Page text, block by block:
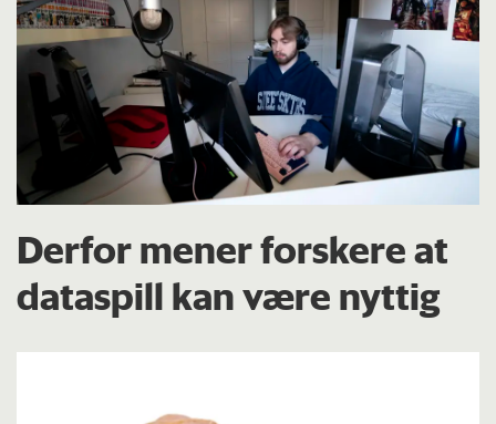
Derfor mener forskere at
dataspill kan være nyttig